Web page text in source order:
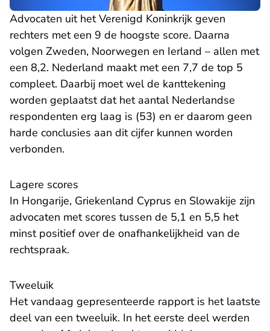
Advocaten uit het Verenigd Koninkrijk geven
rechters met een 9 de hoogste score. Daarna
volgen Zweden, Noorwegen en Ierland – allen met
een 8,2. Nederland maakt met een 7,7 de top 5
compleet. Daarbij moet wel de kanttekening
worden geplaatst dat het aantal Nederlandse
respondenten erg laag is (53) en er daarom geen
harde conclusies aan dit cijfer kunnen worden
verbonden.
Lagere scores
In Hongarije, Griekenland Cyprus en Slowakije zijn
advocaten met scores tussen de 5,1 en 5,5 het
minst positief over de onafhankelijkheid van de
rechtspraak.
Tweeluik
Het vandaag gepresenteerde rapport is het laatste
deel van een tweeluik. In het eerste deel werden